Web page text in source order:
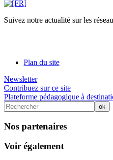
Suivez notre actualité sur les
Plan du site
Newsletter
Contribuez sur ce site
Plateforme pédagogique à
Nos partenaires
Voir également